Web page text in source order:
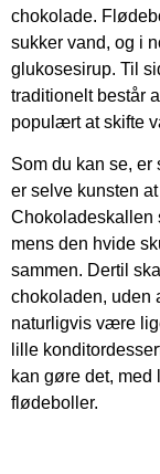
chokolade.
sukker vand, og i
glukosesirup. Til
traditionelt består
populært at skifte
Som du kan se,
er selve kunsten
Chokoladeskallen
mens den hvide
sammen. Dertil
chokoladen, uden
naturligvis være
lille
kan gøre det,
flødeboller.